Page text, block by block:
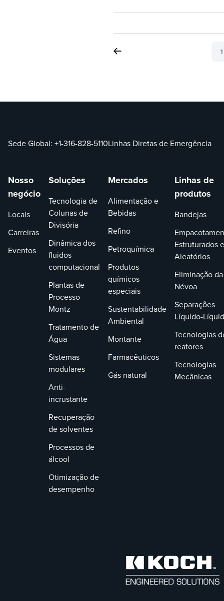
1
Sede Global: +1-316-828-5110Linhas Diretas de Emergência
Nosso
negócio
Locais
Carreiras
Eventos
Soluções
Tecnologia de
Colunas de
Divisória
Dinâmica dos
fluidos
computacional
Plantas de
Processo
Montz
Tratamento de
Água
Sistemas
modulares
Anti-
incrustante
Recuperação
de solventes
Processos de
álcool
Otimização de
desempenho
Mercados
Alimentação e
Bebidas
Refino
Petroquímica
Produtos
químicos
especiais
Sustentabilidade
Ambiental
Montante
Farmacêuticos
Gás natural
Linhas de
produtos
Bandejas
Estruturados e
Aleatórios
Eliminação da
Névoa
Separações
Líquido-
Tecnologias
reatores
Tecnologias
Mecânicas